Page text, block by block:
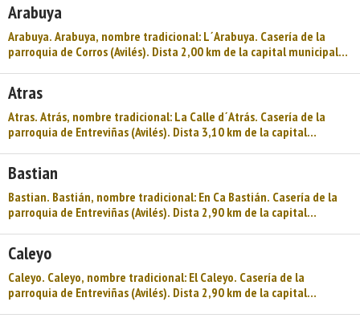
viviendas no principales. El municipio de Avilés tiene 6 parroquias:
Avilés, Corros, Entreviñas, Laviana, Miranda, Navarro. Los pueblos
que forman ...
Arabuya
Arabuya. Arabuya, nombre tradicional: L´Arabuya. Casería de la
parroquia de Corros (Avilés). Dista 2,00 km de la capital municipal
y 4 viviendas no principales. El municipio de Avilés tiene 6
parroquias: Avilés, Corros, Entreviñas, Laviana, Miranda, Navarro.
Los pueblos que forman l ...
Atras
Atras. Atrás, nombre tradicional: La Calle d´Atrás. Casería de la
parroquia de Entreviñas (Avilés). Dista 3,10 km de la capital
principales y 6 viviendas no principales. El municipio de Avilés tiene
6 parroquias: Avilés, Corros, Entreviñas, Laviana, Miranda, Navarro.
Lo ...
Bastian
Bastian. Bastián, nombre tradicional: En Ca Bastián. Casería de la
parroquia de Entreviñas (Avilés). Dista 2,90 km de la capital
principales y 5 viviendas no principales. El municipio de Avilés tiene
6 parroquias: Avilés, Corros, Entreviñas, Laviana, Miranda, Navarro.
Los p ...
Caleyo
Caleyo. Caleyo, nombre tradicional: El Caleyo. Casería de la
parroquia de Entreviñas (Avilés). Dista 2,90 km de la capital